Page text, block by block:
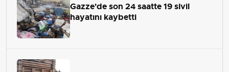
Gazze'de son 24 saatte 19 sivil
hayatını kaybetti